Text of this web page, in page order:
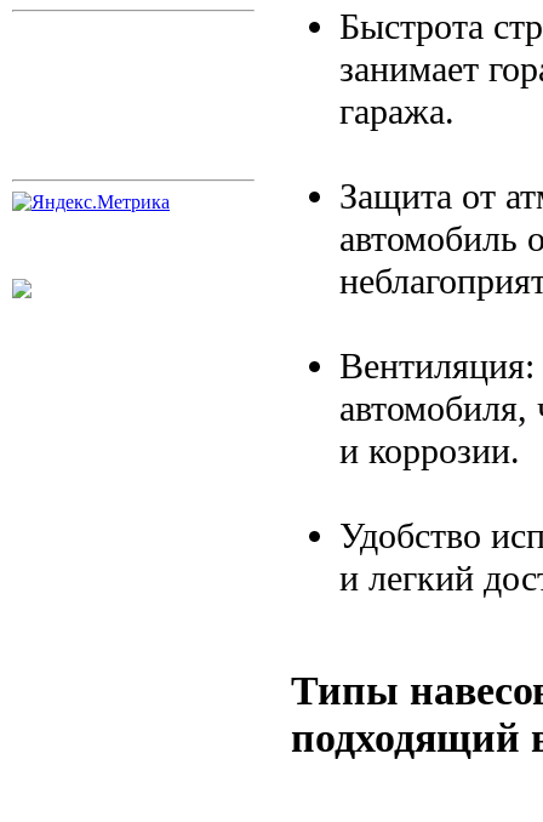
Быстрота
занимает
гаража.
Защита от
автомобиль
автомобиля,
и коррозии.
Удобство
и легкий
Типы
подходящий